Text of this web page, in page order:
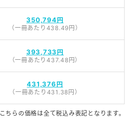
350,794円
（一冊あたり438.49円）
393,733円
（一冊あたり437.48円）
431,376円
（一冊あたり431.38円）
こちらの価格は全て税込み表記となります。